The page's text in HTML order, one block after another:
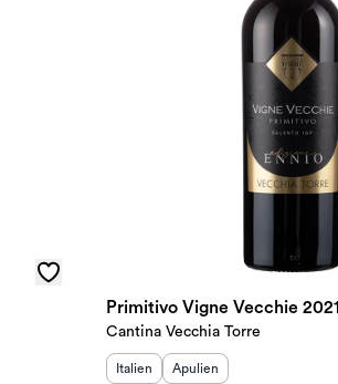
Primitivo Vigne Vecchie 2021
Cantina Vecchia Torre
Herkunftsland:
Italien Herkunftsregion
Apulien